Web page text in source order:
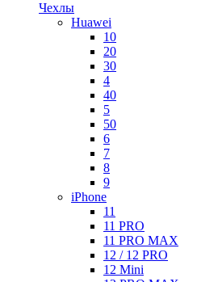
Чехлы
Huawei
10
20
30
4
40
5
50
6
7
8
9
iPhone
11
11 PRO
11 PRO MAX
12 / 12 PRO
12 Mini